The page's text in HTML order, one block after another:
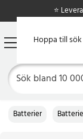
Hoppa till
Hoppa till sök
⭐
Batterier